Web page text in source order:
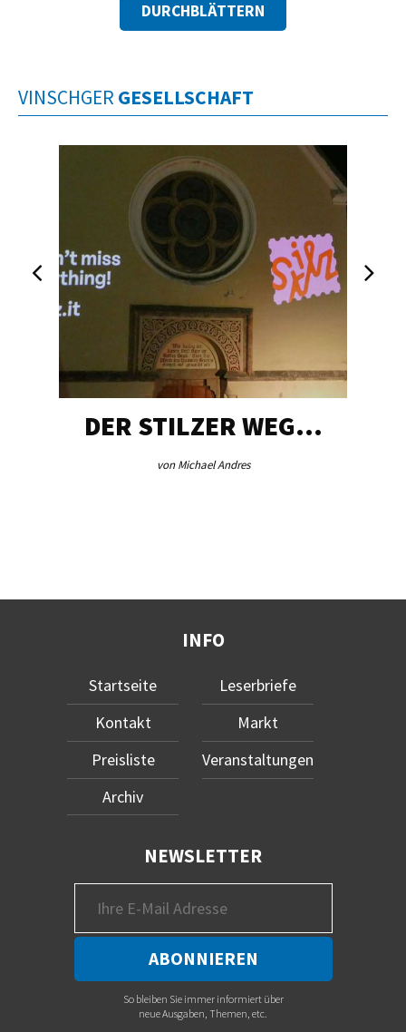
DURCHBLÄTTERN
VINSCHGER GESELLSCHAFT
DER STILZER WEG…
von Michael Andres
INFO
Startseite
Kontakt
Preisliste
Archiv
Leserbriefe
Markt
Veranstaltungen
NEWSLETTER
So bleiben Sie immer informiert über
neue Ausgaben, Themen, etc.